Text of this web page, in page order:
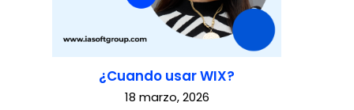
¿Cuando usar WIX?
18 marzo, 2026